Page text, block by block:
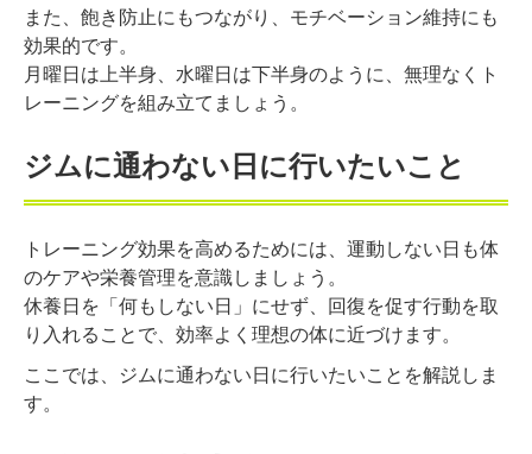
また、飽き防止にもつながり、モチベーション維持にも
効果的です。
月曜日は上半身、水曜日は下半身のように、無理なくト
レーニングを組み立てましょう。
ジムに通わない日に行いたいこと
トレーニング効果を高めるためには、運動しない日も体
のケアや栄養管理を意識しましょう。
休養日を「何もしない日」にせず、回復を促す行動を取
り入れることで、効率よく理想の体に近づけます。
ここでは、ジムに通わない日に行いたいことを解説しま
す。